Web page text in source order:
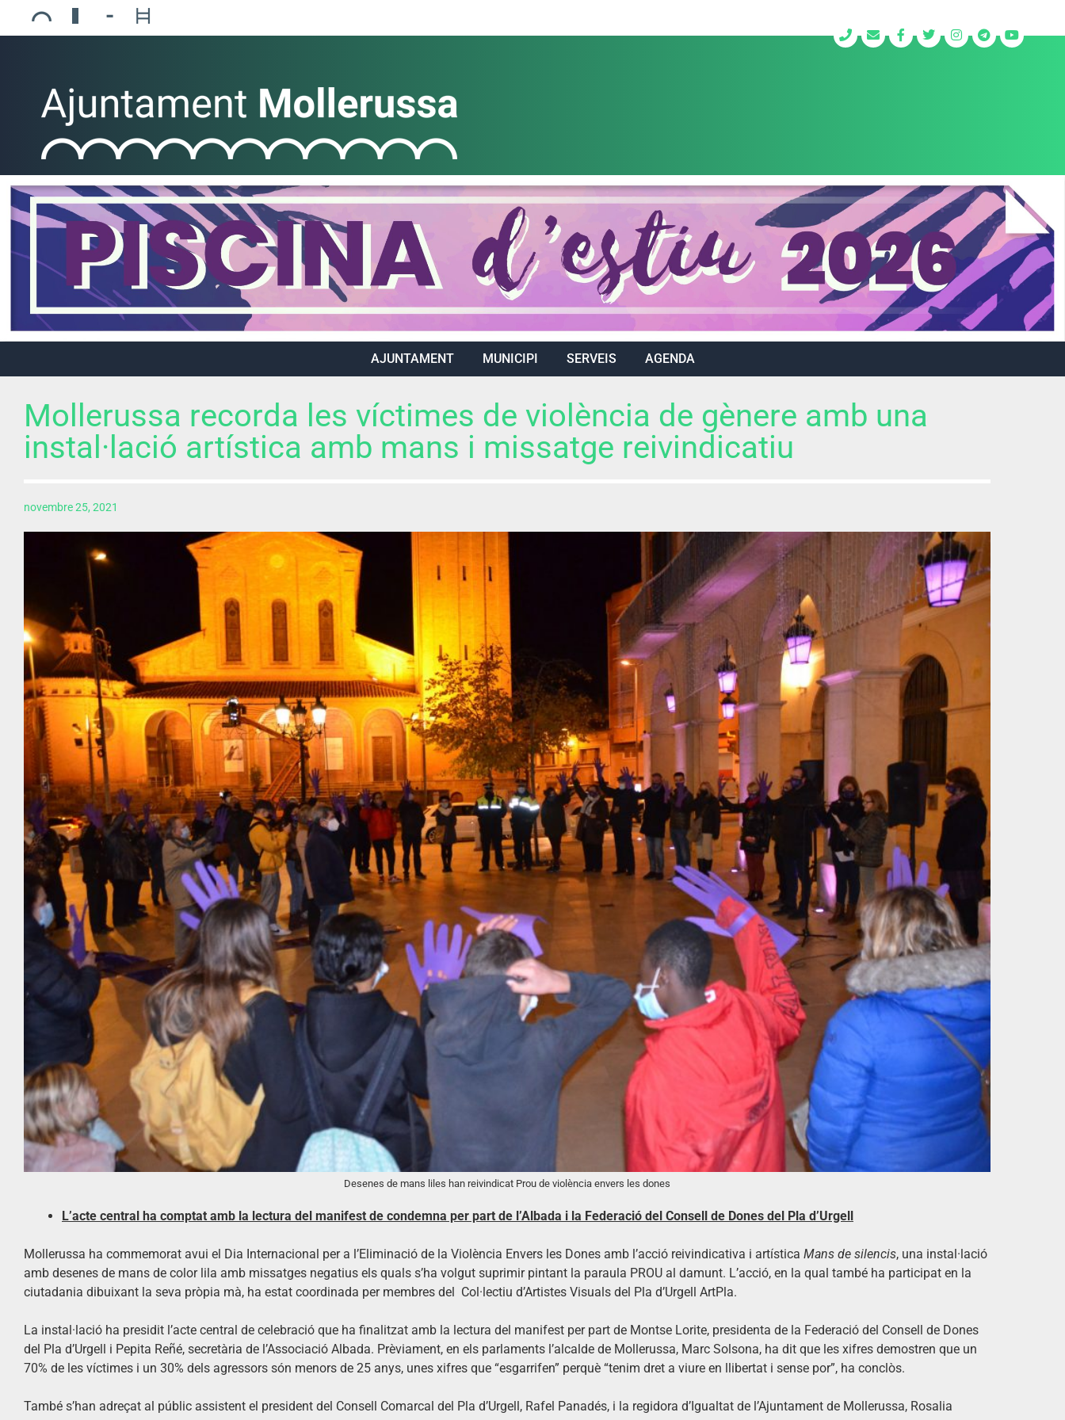
Ajuntament de Mollerussa
Biblioteca Comarcal Jaume Vila
Piscines de Mollerussa
AJUNTAMENT MUNICIPI SERVEIS AGENDA
Mollerussa recorda les víctimes de violència de gènere amb una
instal·lació artística amb mans i missatge reivindicatiu
novembre 25, 2021
Desenes de mans liles han reivindicat Prou de violència envers les dones
L’acte central ha comptat amb la lectura del manifest de condemna per part de l’Albada i la Federació del Consell de Dones del Pla d’Urgell
Mollerussa ha commemorat avui el Dia Internacional per a l’Eliminació de la Violència Envers les Dones amb l’acció reivindicativa i artística Mans de silencis, una instal·lació
amb desenes de mans de color lila amb missatges negatius els quals s’ha volgut suprimir pintant la paraula PROU al damunt. L’acció, en la qual també ha participat en la
ciutadania dibuixant la seva pròpia mà, ha estat coordinada per membres del Col·lectiu d’Artistes Visuals del Pla d’Urgell ArtPla.
La instal·lació ha presidit l’acte central de celebració que ha finalitzat amb la lectura del manifest per part de Montse Lorite, presidenta de la Federació del Consell de Dones
del Pla d’Urgell i Pepita Reñé, secretària de l’Associació Albada. Prèviament, en els parlaments l’alcalde de Mollerussa, Marc Solsona, ha dit que les xifres demostren que un
70% de les víctimes i un 30% dels agressors són menors de 25 anys, unes xifres que “esgarrifen” perquè “tenim dret a viure en llibertat i sense por”, ha conclòs.
També s’han adreçat al públic assistent el president del Consell Comarcal del Pla d’Urgell, Rafel Panadés, i la regidora d’Igualtat de l’Ajuntament de Mollerussa, Rosalia